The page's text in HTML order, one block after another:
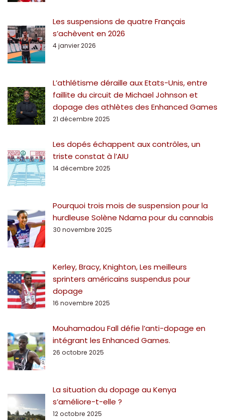
Les suspensions de quatre Français
s’achèvent en 2026
4 janvier 2026
L’athlétisme déraille aux Etats-Unis, entre
faillite du circuit de Michael Johnson et
dopage des athlètes des Enhanced Games
21 décembre 2025
Les dopés échappent aux contrôles, un
triste constat à l’AIU
14 décembre 2025
Pourquoi trois mois de suspension pour la
hurdleuse Solène Ndama pour du cannabis
30 novembre 2025
Kerley, Bracy, Knighton, Les meilleurs
sprinters américains suspendus pour
dopage
16 novembre 2025
Mouhamadou Fall défie l’anti-dopage en
intégrant les Enhanced Games.
26 octobre 2025
La situation du dopage au Kenya
s’améliore-t-elle ?
12 octobre 2025